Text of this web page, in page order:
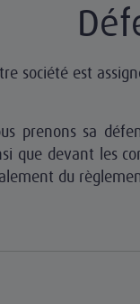
société est
prenons sa
que devant les
du